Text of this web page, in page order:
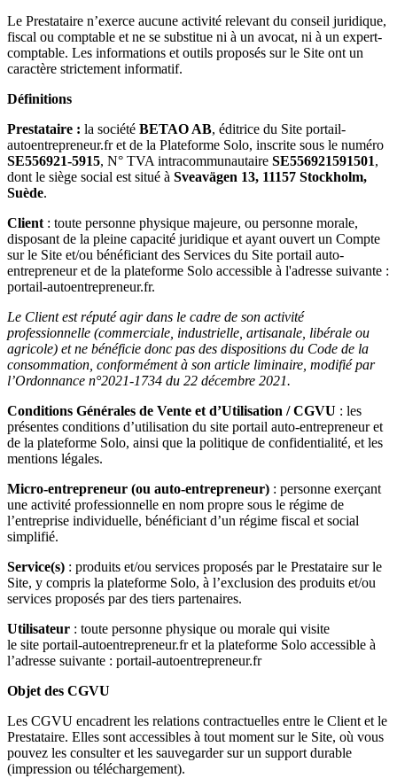
Le Prestataire n’exerce aucune activité relevant du conseil juridique,
fiscal ou comptable et ne se substitue ni à un avocat, ni à un expert-
comptable. Les informations et outils proposés sur le Site ont un
caractère strictement informatif.
Définitions
Prestataire : la société BETAO AB, éditrice du Site portail-
autoentrepreneur.fr et de la Plateforme Solo, inscrite sous le numéro
SE556921-5915, N° TVA intracommunautaire SE556921591501,
dont le siège social est situé à Sveavägen 13, 11157 Stockholm,
Suède.
Client: toute personne physique majeure, ou personne morale,
disposant de la pleine capacité juridique et ayant ouvert un Compte
sur le Site et/ou bénéficiant des Services du Site portail auto-
entrepreneur et de la plateforme Solo accessible à l'adresse suivante :
portail-autoentrepreneur.fr.
Le Client est réputé agir dans le cadre de son activité
professionnelle (commerciale, industrielle, artisanale, libérale ou
agricole) et ne bénéficie donc pas des dispositions du Code de la
consommation, conformément à son article liminaire, modifié par
l’Ordonnance n°2021-1734 du 22 décembre 2021.
Conditions Générales de Vente et d’Utilisation / CGVU : les
présentes conditions d’utilisation du site portail auto-entrepreneur et
de la plateforme Solo, ainsi que la politique de confidentialité, et les
mentions légales.
Micro-entrepreneur (ou auto-entrepreneur) : personne exerçant
une activité professionnelle en nom propre sous le régime de
l’entreprise individuelle, bénéficiant d’un régime fiscal et social
simplifié.
Service(s) : produits et/ou services proposés par le Prestataire sur le
Site, y compris la plateforme Solo, à l’exclusion des produits et/ou
services proposés par des tiers partenaires.
Utilisateur : toute personne physique ou morale qui visite
le site portail-autoentrepreneur.fr et la plateforme Solo accessible à
l’adresse suivante : portail-autoentrepreneur.fr
Objet des CGVU
Les CGVU encadrent les relations contractuelles entre le Client et le
Prestataire. Elles sont accessibles à tout moment sur le Site, où vous
pouvez les consulter et les sauvegarder sur un support durable
(impression ou téléchargement).